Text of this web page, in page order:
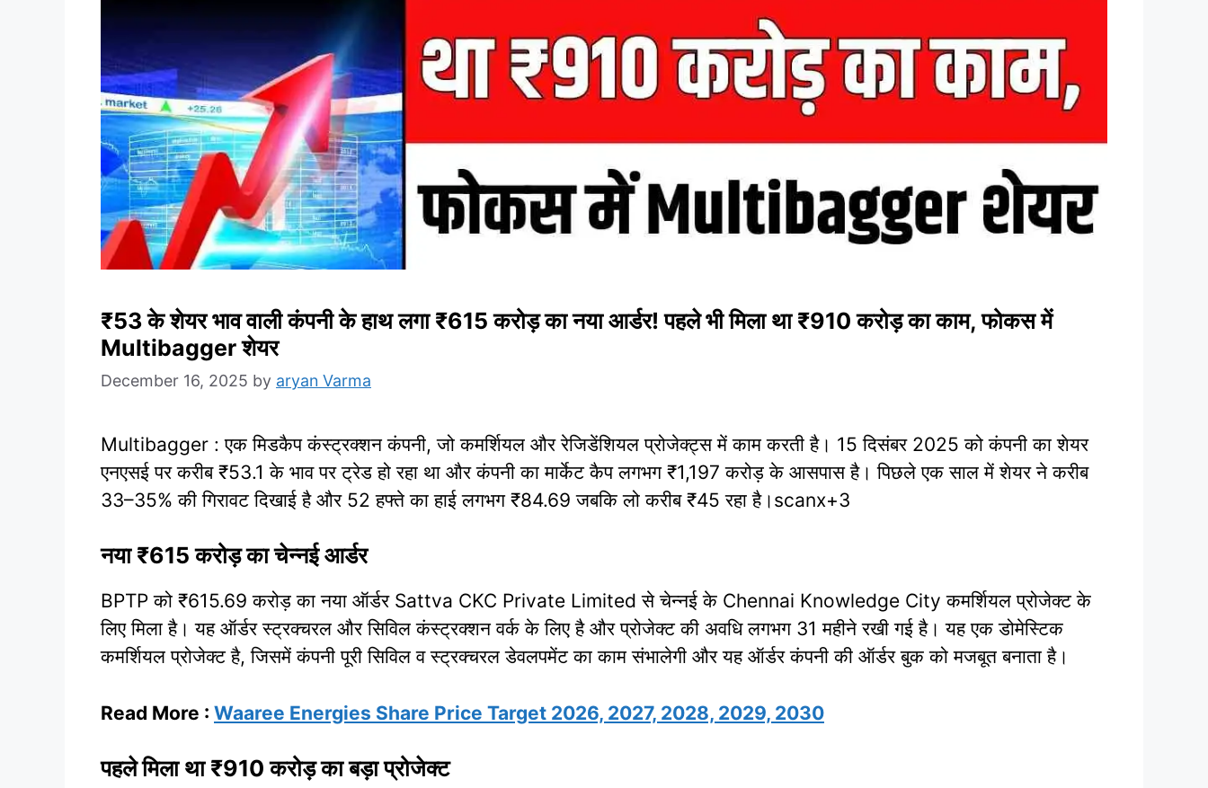
₹53 के शेयर भाव वाली कंपनी के हाथ लगा ₹615 करोड़ का नया आर्डर! पहले भी मिला था ₹910 करोड़ का काम, फोकस में
Multibagger शेयर
December 16, 2025 by aryan Varma
Multibagger : एक मिडकैप कंस्ट्रक्शन कंपनी, जो कमर्शियल और रेजिडेंशियल प्रोजेक्ट्स में काम करती है। 15 दिसंबर 2025 को कंपनी का शेयर
एनएसई पर करीब ₹53.1 के भाव पर ट्रेड हो रहा था और कंपनी का मार्केट कैप लगभग ₹1,197 करोड़ के आसपास है। पिछले एक साल में शेयर ने करीब
33–35% की गिरावट दिखाई है और 52 हफ्ते का हाई लगभग ₹84.69 जबकि लो करीब ₹45 रहा है।scanx+3​
नया ₹615 करोड़ का चेन्नई आर्डर
BPTP को ₹615.69 करोड़ का नया ऑर्डर Sattva CKC Private Limited से चेन्नई के Chennai Knowledge City कमर्शियल प्रोजेक्ट के
लिए मिला है। यह ऑर्डर स्ट्रक्चरल और सिविल कंस्ट्रक्शन वर्क के लिए है और प्रोजेक्ट की अवधि लगभग 31 महीने रखी गई है। यह एक डोमेस्टिक
कमर्शियल प्रोजेक्ट है, जिसमें कंपनी पूरी सिविल व स्ट्रक्चरल डेवलपमेंट का काम संभालेगी और यह ऑर्डर कंपनी की ऑर्डर बुक को मजबूत बनाता है।
Read More : Waaree Energies Share Price Target 2026, 2027, 2028, 2029, 2030
पहले मिला था ₹910 करोड़ का बड़ा प्रोजेक्ट